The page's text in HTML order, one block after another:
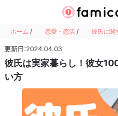
ホーム / 恋愛・恋活 / 彼氏に関
更新日:2024.04.03
彼氏は実家暮らし！彼女
い方